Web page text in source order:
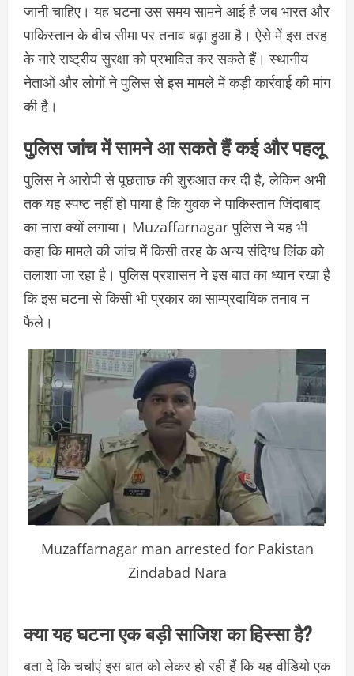
जानी चाहिए। यह घटना उस समय सामने आई है जब भारत और
पाकिस्तान के बीच सीमा पर तनाव बढ़ा हुआ है। ऐसे में इस तरह
के नारे राष्ट्रीय सुरक्षा को प्रभावित कर सकते हैं। स्थानीय
नेताओं और लोगों ने पुलिस से इस मामले में कड़ी कार्रवाई की मांग
की है।
पुलिस जांच में सामने आ सकते हैं कई और पहलू
पुलिस ने आरोपी से पूछताछ की शुरुआत कर दी है, लेकिन अभी
तक यह स्पष्ट नहीं हो पाया है कि युवक ने पाकिस्तान जिंदाबाद
का नारा क्यों लगाया। Muzaffarnagar पुलिस ने यह भी
कहा कि मामले की जांच में किसी तरह के अन्य संदिग्ध लिंक को
तलाशा जा रहा है। पुलिस प्रशासन ने इस बात का ध्यान रखा है
कि इस घटना से किसी भी प्रकार का साम्प्रदायिक तनाव न
फैले।
Muzaffarnagar man arrested for Pakistan
Zindabad Nara
क्या यह घटना एक बड़ी साजिश का हिस्सा है?
बता दे कि चर्चाएं इस बात को लेकर हो रही हैं कि यह वीडियो एक